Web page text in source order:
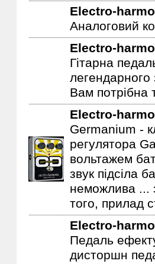
Electro-
Гітарна
Electro-
Аналоговий
Electro-
Гітарна
Вам потрібна
Electro-
Germanium -
регулятора
вольтажем
звук підсіла
неможлива ...
того, прилад
Electro-